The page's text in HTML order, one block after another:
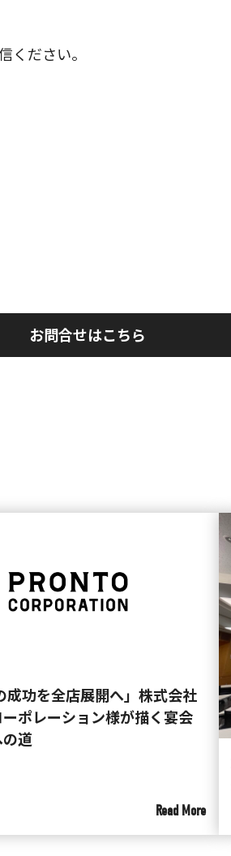
ください。
お問合せはこちら
成功を全店展開へ」株式会社
ポレーション様が描く宴会
道
Read More